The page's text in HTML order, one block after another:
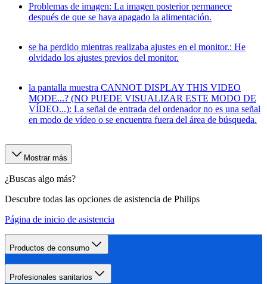
Problemas de imagen: La imagen posterior permanece
después de que se haya apagado la alimentación.
se ha perdido mientras realizaba ajustes en el monitor.: He
olvidado los ajustes previos del monitor.
la pantalla muestra CANNOT DISPLAY THIS VIDEO
MODE...? (NO PUEDE VISUALIZAR ESTE MODO DE
VÍDEO...): La señal de entrada del ordenador no es una señal
en modo de vídeo o se encuentra fuera del área de búsqueda.
Mostrar más
¿Buscas algo más?
Descubre todas las opciones de asistencia de Philips
Página de inicio de asistencia
Productos de consumo
Profesionales sanitarios